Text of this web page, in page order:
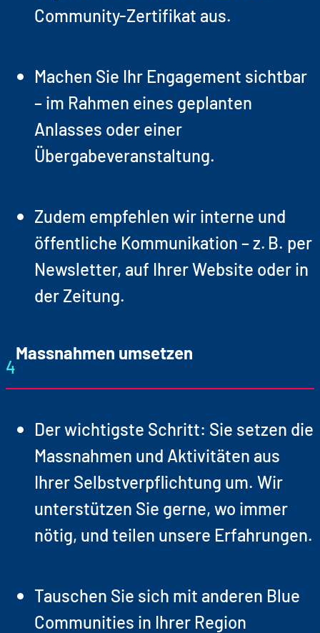
Community-Zertifikat aus.
Machen Sie Ihr Engagement sichtbar
– im Rahmen eines geplanten
Anlasses oder einer
Übergabeveranstaltung.
Zudem empfehlen wir interne und
öffentliche Kommunikation – z. B. per
Newsletter, auf Ihrer Website oder in
der Zeitung.
4
Massnahmen umsetzen
Der wichtigste Schritt: Sie setzen die
Massnahmen und Aktivitäten aus
Ihrer Selbstverpflichtung um. Wir
unterstützen Sie gerne, wo immer
nötig, und teilen unsere Erfahrungen.
Tauschen Sie sich mit anderen Blue
Communities in Ihrer Region